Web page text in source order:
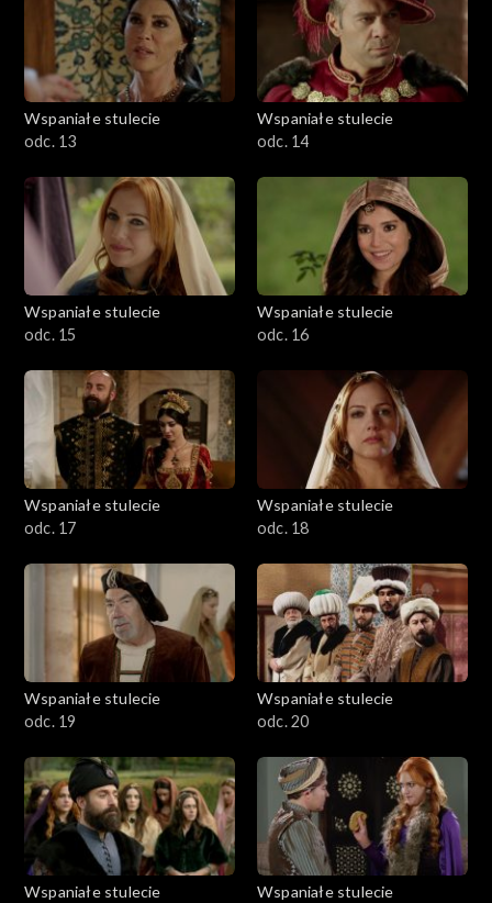
Wspaniałe stulecie
odc. 13
Wspaniałe stulecie
odc. 14
Wspaniałe stulecie
odc. 15
Wspaniałe stulecie
odc. 16
Wspaniałe stulecie
odc. 17
Wspaniałe stulecie
odc. 18
Wspaniałe stulecie
odc. 19
Wspaniałe stulecie
odc. 20
Wspaniałe stulecie Wspaniałe stulecie